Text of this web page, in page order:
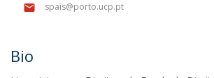
spais@porto.ucp.pt
Bio